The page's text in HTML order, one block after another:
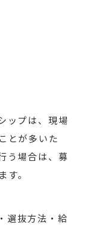
ップは、現場
とが多いた
う場合は、募
す。
選抜方法・給